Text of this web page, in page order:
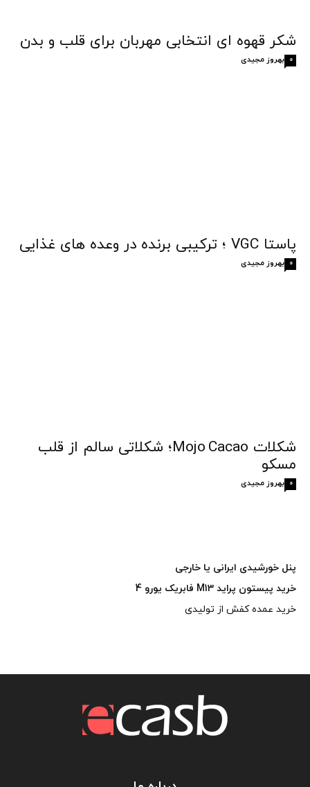
شکر قهوه‌ ای انتخابی مهربان برای قلب و بدن
بهروز مجیدی 0
پاستا VGC ؛ ترکیبی برنده در وعده های غذایی
بهروز مجیدی 0
شکلات Mojo Cacao؛ شکلاتی سالم از قلب
مسکو
بهروز مجیدی 0
پنل خورشیدی ایرانی یا خارجی
خرید پیستون پراید M13 فابریک یورو 4
خرید عمده کفش از تولیدی